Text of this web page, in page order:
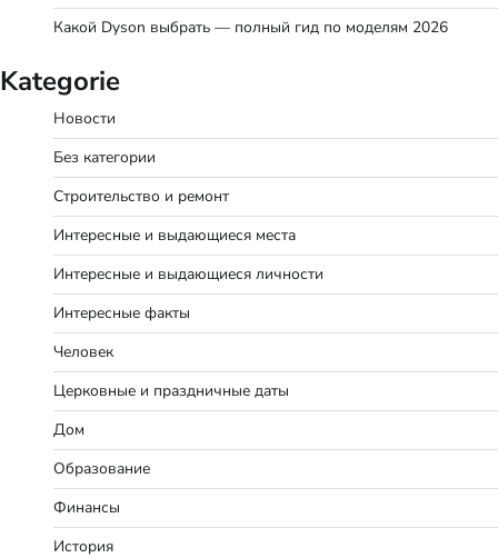
Какой Dyson выбрать — полный гид по моделям 2026
Kategorie
Новости
Без категории
Строительство и ремонт
Интересные и выдающиеся места
Интересные и выдающиеся личности
Интересные факты
Человек
Церковные и праздничные даты
Дом
Образование
Финансы
История